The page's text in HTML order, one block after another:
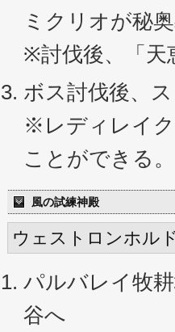
ミクリオが秘
※討伐後、「天
ボス討伐後、
※レディレイ
ことができる。
風の試練神殿
ウェストロンホル
パルバレイ牧
谷へ